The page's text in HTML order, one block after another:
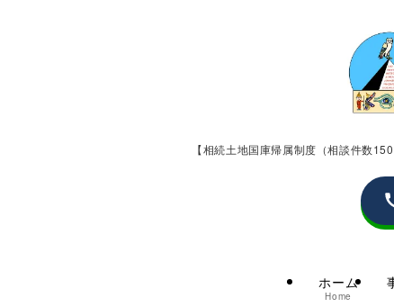
【相続土地国庫帰属制度（相談件数
ホーム
Home